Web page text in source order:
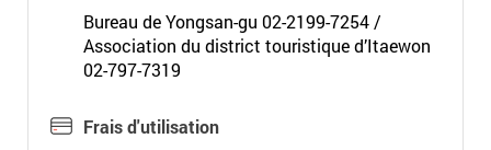
Bureau de Yongsan-gu 02-2199-7254 /
Association du district touristique d’Itaewon
02-797-7319
Frais d'utilisation